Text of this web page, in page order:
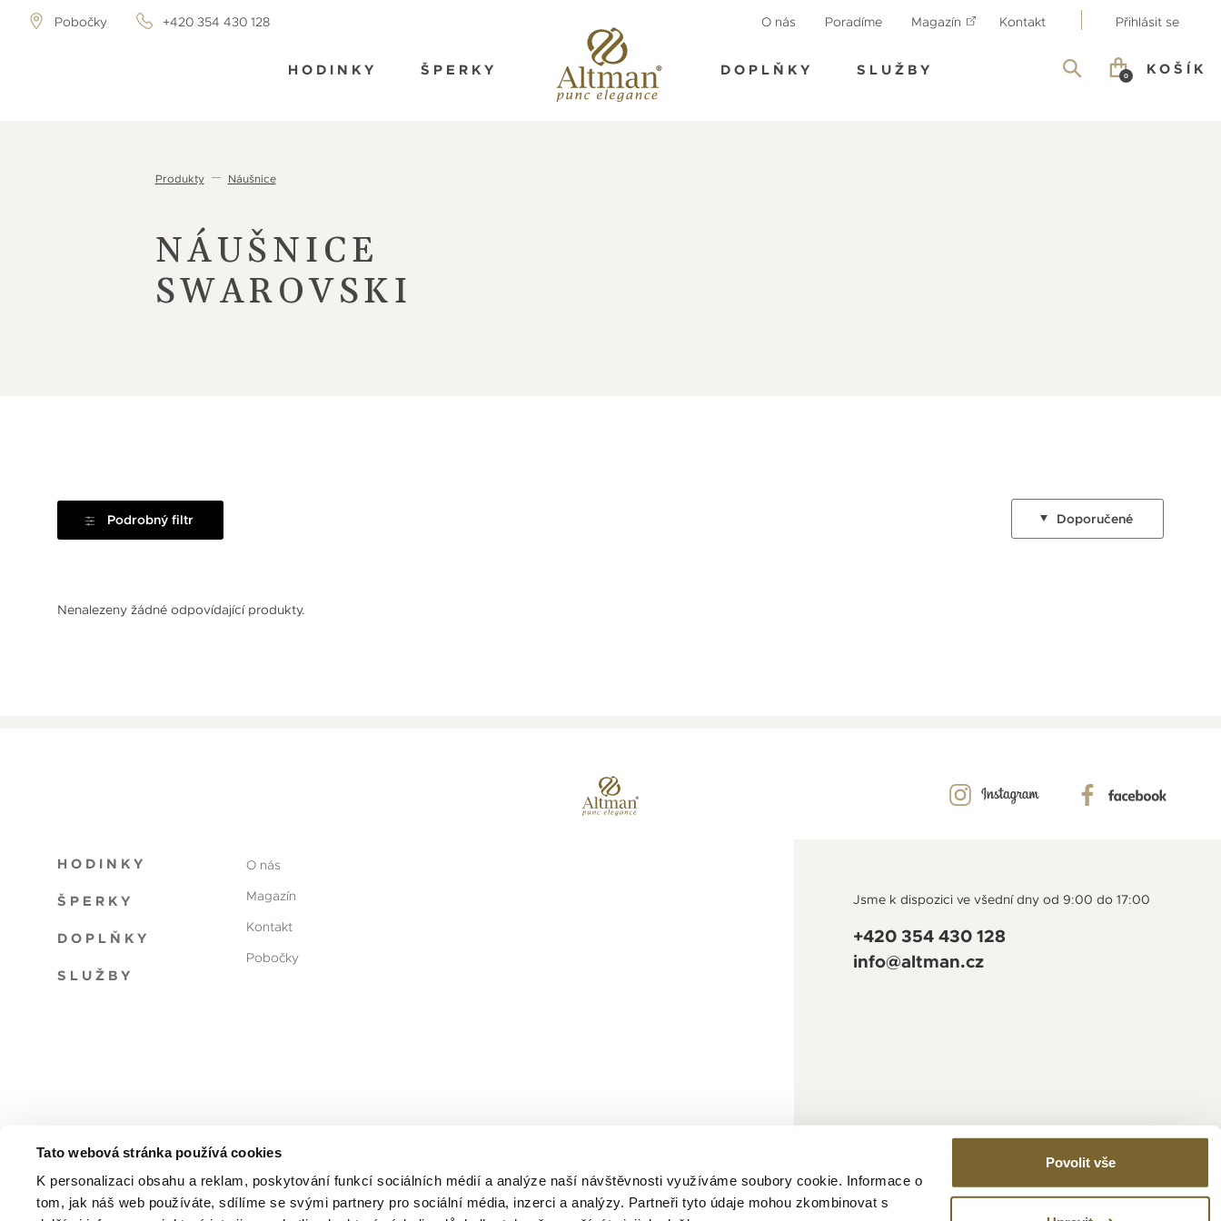
Tato webová stránka používá cookies
K personalizaci obsahu a reklam, poskytování funkcí sociálních médií a analýze naší návštěvnosti využíváme soubory cookie. Informace o
tom, jak náš web používáte, sdílíme se svými partnery pro sociální média, inzerci a analýzy. Partneři tyto údaje mohou zkombinovat s
Povolit vše
Pobočky +420 354 430 128 O nás Poradíme Magazín Kontakt Přihlásit se
HODINKY ŠPERKY DOPLŇKY SLUŽBY KOŠÍK
0
Produkty Náušnice
NÁUŠNICE
SWAROVSKI
Podrobný filtr Doporučené
Nenalezeny žádné odpovídající produkty.
HODINKY
ŠPERKY
DOPLŇKY
SLUŽBY
O nás
Magazín
Kontakt
Pobočky
Jsme k dispozici ve všední dny od 9:00 do 17:00
+420 354 430 128
info@altman.cz
Reklamační řád Obchodní podmínky Ochrana osobních údajů